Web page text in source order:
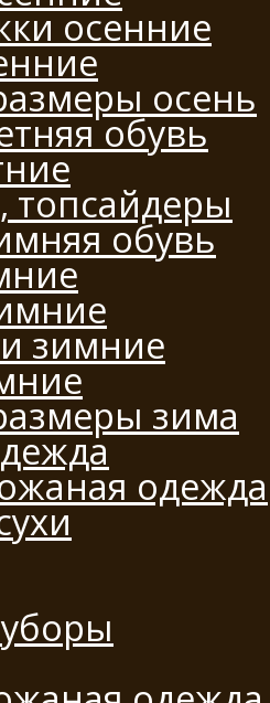
осенние
осень
обувь
обувь
зимние
зима
одежда